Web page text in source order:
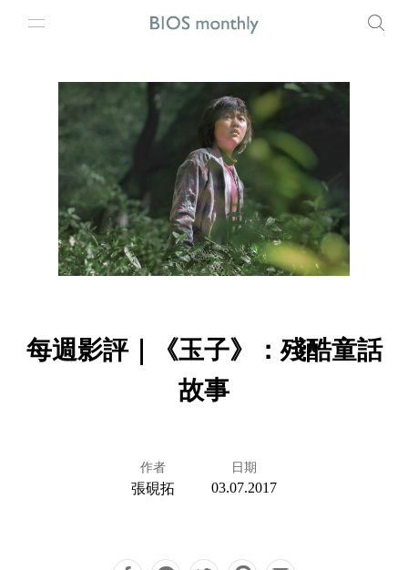
每週影評｜《玉子》：殘酷童話
故事
作者
張硯拓
日期
03.07.2017